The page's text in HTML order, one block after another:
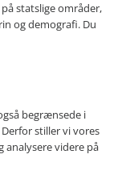
statslige områder,
og demografi. Du
begrænsede i
stiller vi vores
analysere videre på